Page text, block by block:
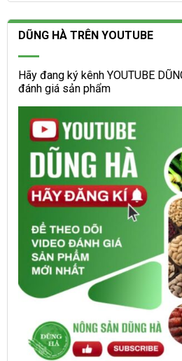
DŨNG HÀ TRÊN YOUTUBE
Hãy đang ký kênh YOUTUBE
đánh giá sản phẩm